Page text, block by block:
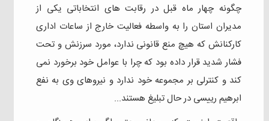
چگونه چهار ماه قبل در رقابت های انتخاباتی یکی از
مدیران استان را به واسطه فعالیت خارج از ساعات اداری
کارکنانش که هیچ منع قانونی ندارد، مورد سرزنش و تحت
فشار شدید قرار داده بود که چرا با عوامل خود برخورد نمی
کند و کنترلی بر مجموعه خود ندارد و نیروهای وی به نفع
ابرهیم رییسی در حال تبلیغ هستند...